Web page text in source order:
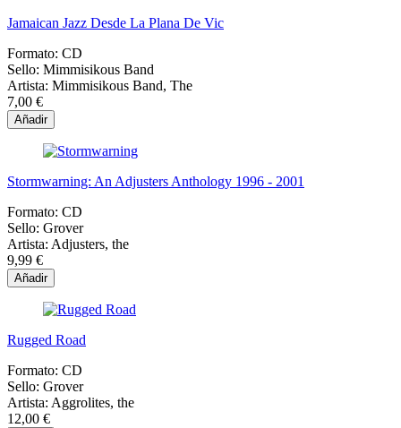
Jamaican Jazz Desde La Plana De Vic
Formato: CD
Sello: Mimmisikous Band
Artista: Mimmisikous Band, The
7,00 €
Añadir
Stormwarning: An Adjusters Anthology 1996 - 2001
Formato: CD
Sello: Grover
Artista: Adjusters, the
9,99 €
Añadir
Rugged Road
Formato: CD
Sello: Grover
Artista: Aggrolites, the
12,00 €